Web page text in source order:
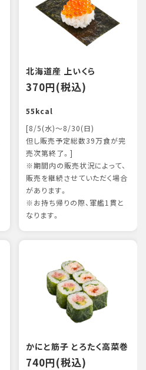
北海道産 上いくら
370円(税込)
55kcal
[8/5(水)～8/30(日)
但し販売予定総数39万食が完
売次第終了。]
※期間内の販売状況によって、
販売を継続させていただく場合
があります。
※お持ち帰りの際、軍艦1貫と
なります。
かにと筋子 とろたく高菜巻
740円(税込)